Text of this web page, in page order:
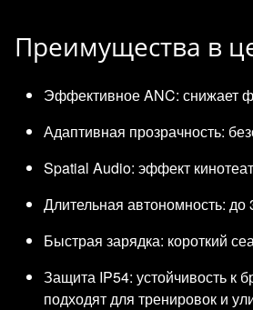
Преимущества в
Эффективное ANC: снижает
Адаптивная прозрачность:
Spatial Audio: эффект
Длительная автономность: до
Быстрая зарядка: короткий
Защита IP54: устойчивость к
подходят для тренировок и